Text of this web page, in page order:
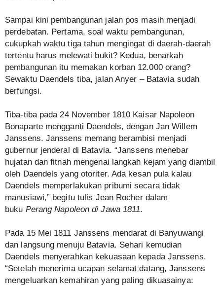
Sampai kini pembangunan jalan pos masih menjadi
perdebatan. Pertama, soal waktu pembangunan,
cukupkah waktu tiga tahun mengingat di daerah-daerah
tertentu harus melewati bukit? Kedua, benarkah
pembangunan itu memakan korban 12.000 orang?
Sewaktu Daendels tiba, jalan Anyer – Batavia sudah
berfungsi.
Tiba-tiba pada 24 November 1810 Kaisar Napoleon
Bonaparte mengganti Daendels, dengan Jan Willem
Janssens. Janssens memang berambisi menjadi
gubernur jenderal di Batavia. “Janssens menebar
hujatan dan fitnah mengenai langkah kejam yang diambil
oleh Daendels yang otoriter. Ada kesan pula kalau
Daendels memperlakukan pribumi secara tidak
manusiawi,” begitu tulis Jean Rocher dalam
buku Perang Napoleon di Jawa 1811.
Pada 15 Mei 1811 Janssens mendarat di Banyuwangi
dan langsung menuju Batavia. Sehari kemudian
Daendels menyerahkan kekuasaan kepada Janssens.
“Setelah menerima ucapan selamat datang, Janssens
mengeluarkan kemahiran yang paling dikuasainya: